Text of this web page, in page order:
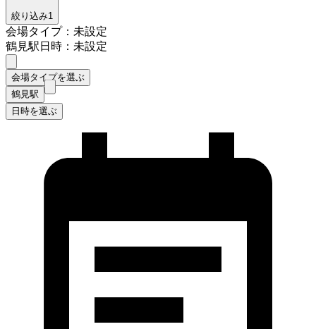
絞り込み1
会場タイプ：未設定
鶴見駅日時：未設定
会場タイプを選ぶ
鶴見駅
日時を選ぶ